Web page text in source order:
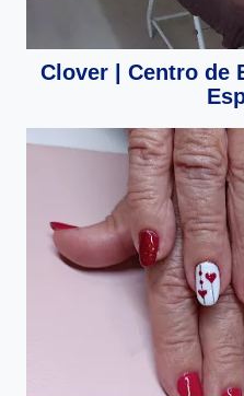
Clover | Centro de